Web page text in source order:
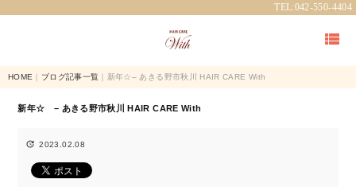
TEL:042-550-4404

HOME ブログ記事一覧 ｜新年☆– あきる野市秋川 HAIR CARE With
新年☆ – あきる野市秋川 HAIR CARE With
 2023.02.08